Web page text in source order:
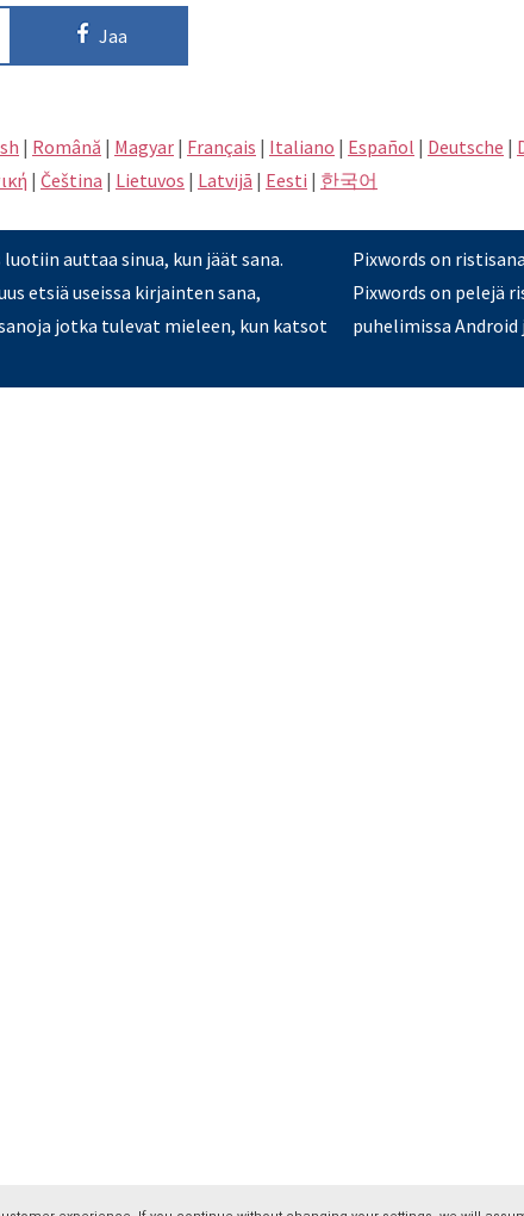
Jaa
| Română | Magyar | Français | Italiano | Español | Deutsche |
| Čeština | Lietuvos | Latvijā | Eesti | 한국어
luotiin auttaa sinua, kun jäät sana.
etsiä useissa kirjainten sana,
jotka tulevat mieleen, kun katsot
Pixwords on
Pixwords on pelejä
puhelimissa